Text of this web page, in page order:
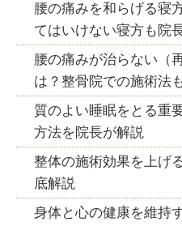
腰の痛みを和らげる寝
てはいけない寝方も院
腰の痛みが治らない（
は？整骨院での施術法
質のよい睡眠をとる重
方法を院長が解説
整体の施術効果を上げ
底解説
身体と心の健康を維持